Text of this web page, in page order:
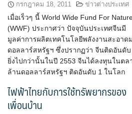
กรกฎาคม 18, 2011 ข่าวต่างประเทศ
เมื่อเร็วๆ นี้ World Wide Fund For
(WWF) ประกาศว่า ปัจจุบันประเทศจีนมี
มูลค่าการผลิตเทคโนโลยีพลังงานสะอาด
ดอลลาร์สหรัฐฯ ซึ่งปรากฏว่า จีนติดอันดับ
ยิ่งไปกว่านั้นในปี 2553 จีนได้ลงทุนในตล
ล้านดอลลาร์สหรัฐฯ ติดอันดับ 1 ในโลก
ไฟฟ้าไทยกับการใช้ทรัพยากรของ
เพื่อนบ้าน